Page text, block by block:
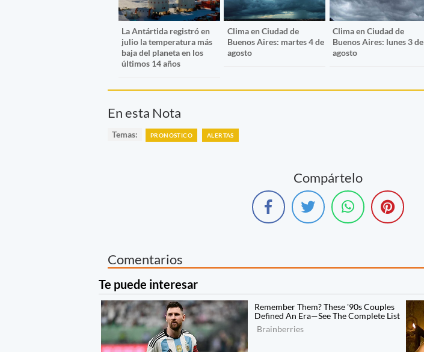
La Antártida registró en
julio la temperatura más
baja del planeta en los
últimos 14 años
Clima en Ciudad de
Buenos Aires: martes 4 de
agosto
Clima en Ciudad de
Buenos Aires: lunes 3 de
agosto
En esta Nota
Temas: PRONÓSTICO ALERTAS
Compártelo
Comentarios